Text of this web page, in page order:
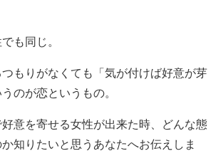
も同じ。
もりがなくても「気が付けば好意が芽
のが恋というもの。
意を寄せる女性が出来た時、どんな態
知りたいと思うあなたへお伝えしま